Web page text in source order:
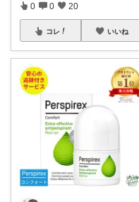
0 0 20
コレ いいね